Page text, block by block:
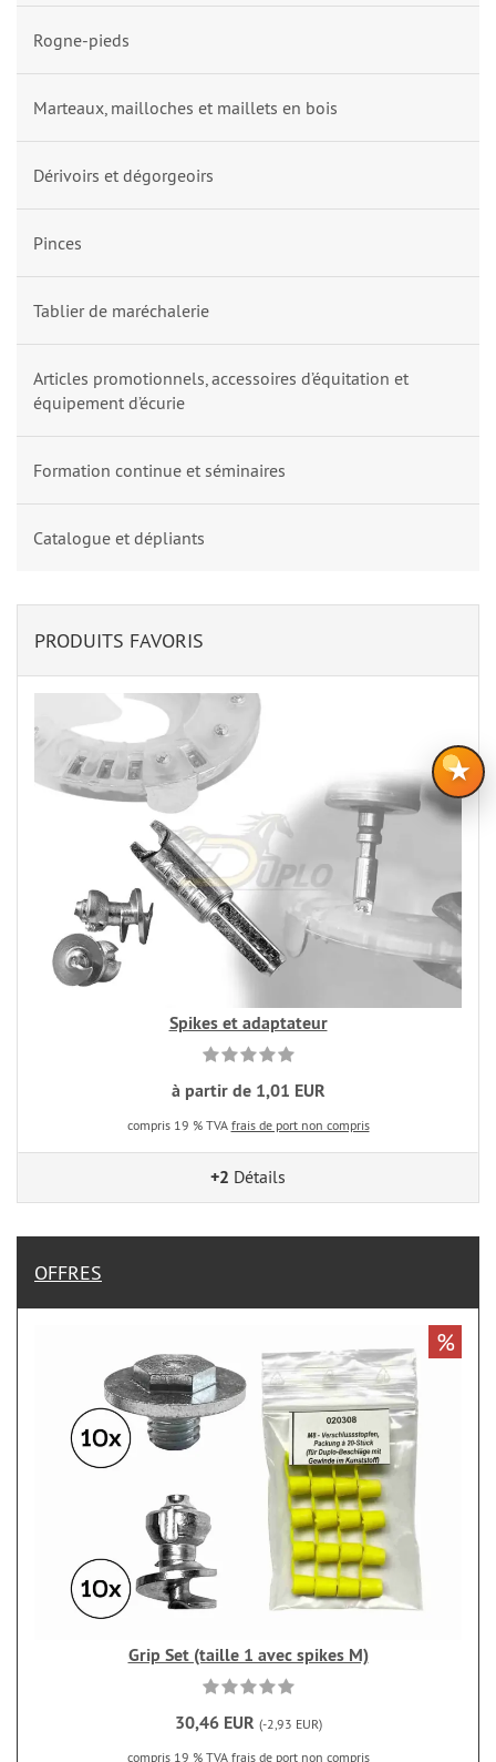
Rogne-pieds
Marteaux, mailloches et maillets en bois
Dérivoirs et dégorgeoirs
Pinces
Tablier de maréchalerie
Articles promotionnels, accessoires d’équitation et
équipement d’écurie
Formation continue et séminaires
Catalogue et dépliants
PRODUITS FAVORIS
Spikes et adaptateur
à partir de 1,01 EUR
compris 19 % TVA frais de port non compris
+2 Détails
OFFRES
Grip Set (taille 1 avec spikes M)
30,46 EUR (-2,93 EUR)
compris 19 % TVA frais de port non compris
%
★